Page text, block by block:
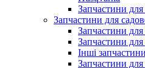
Запчастини
Запчастини для
Запчастини
Запчастини
Інші
Запчастини для